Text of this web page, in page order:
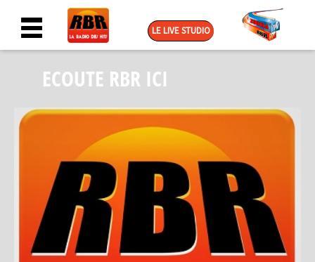
LE LIVE STUDIO
ECOUTE RBR ICI